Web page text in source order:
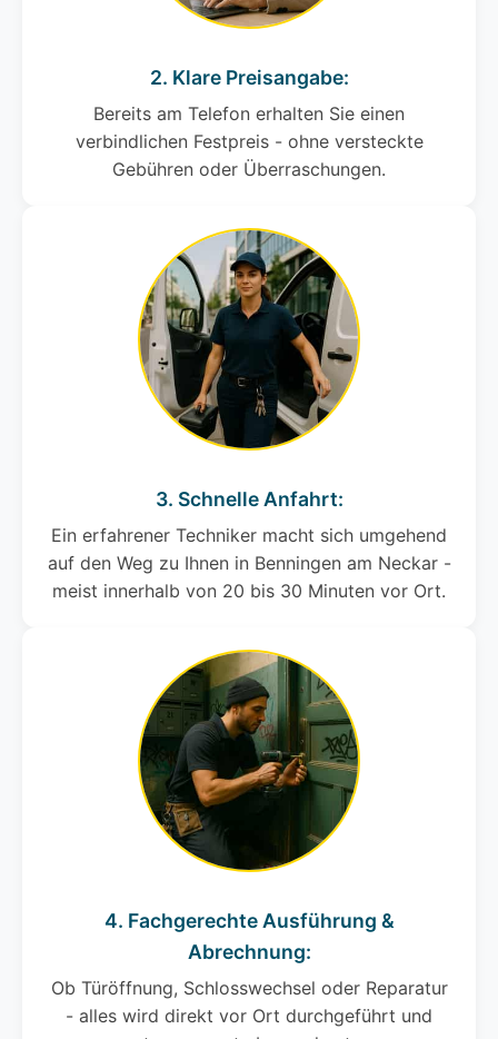
2. Klare Preisangabe:
Bereits am Telefon erhalten Sie einen
verbindlichen Festpreis - ohne versteckte
Gebühren oder Überraschungen.
3. Schnelle Anfahrt:
Ein erfahrener Techniker macht sich umgehend
auf den Weg zu Ihnen in Benningen am Neckar -
meist innerhalb von 20 bis 30 Minuten vor Ort.
4. Fachgerechte Ausführung &
Abrechnung:
Ob Türöffnung, Schlosswechsel oder Reparatur
- alles wird direkt vor Ort durchgeführt und